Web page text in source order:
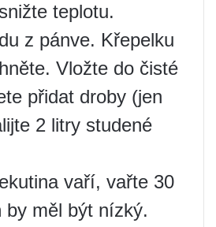
teplotu.
z pánve. Křepelku
Vložte do čisté
přidat droby (jen
2 litry studené
vaří, vařte 30
by měl být nízký.